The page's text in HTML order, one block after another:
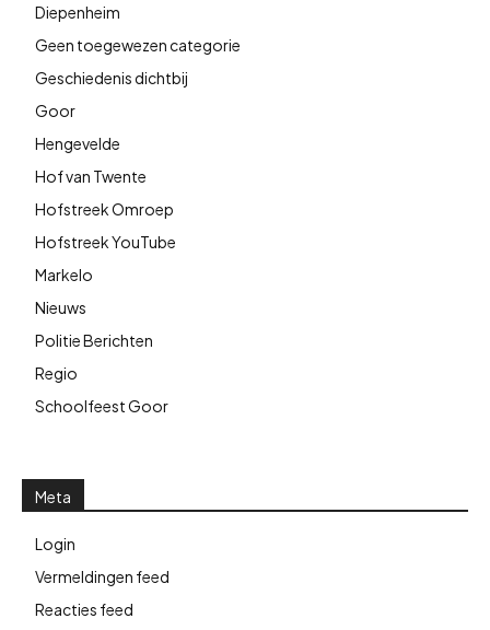
Diepenheim
Geen toegewezen categorie
Geschiedenis dichtbij
Goor
Hengevelde
Hof van Twente
Hofstreek Omroep
Hofstreek YouTube
Markelo
Nieuws
Politie Berichten
Regio
Schoolfeest Goor
Meta
Login
Vermeldingen feed
Reacties feed